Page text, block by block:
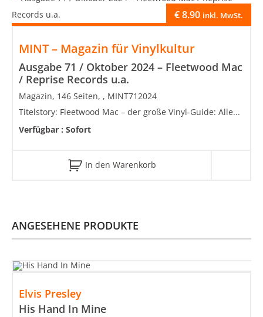
MINT – Magazin für Vinylkultur
Ausgabe 71 / Oktober 2024 – Fleetwood Mac
/ Reprise Records u.a.
€8.90 inkl. MwSt.
Magazin, 146 Seiten, , MINT712024
Titelstory: Fleetwood Mac – der große Vinyl-Guide: Alle...
Verfügbar : Sofort
In den Warenkorb
ANGESEHENE PRODUKTE
Elvis Presley
His Hand In Mine